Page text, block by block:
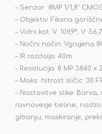
– Senzor: 8MP 1/1,8"
– Objektiv: Fiksna
– Vidni kot: V: 109,9°, V:
– Nočni način: Vgrajena
– IR razdalja: 40m
– Resolucija: 8 MP 3840 x
– Maks. hitrost sličic: 30
– Nastavitve slike:
ravnovesje beline,
gibanju, maskiranje,